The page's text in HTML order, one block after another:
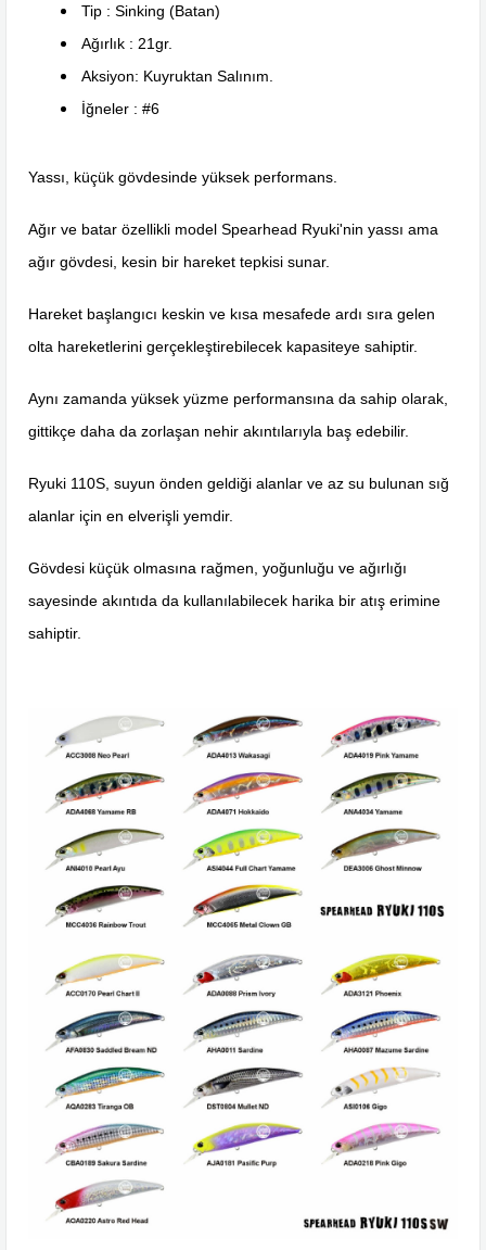
Tip : Sinking (Batan)
Ağırlık : 21gr.
Aksiyon: Kuyruktan Salınım.
İğneler : #6
Yassı, küçük gövdesinde yüksek performans.
Ağır ve batar özellikli model Spearhead Ryuki'nin yassı ama
ağır gövdesi, kesin bir hareket tepkisi sunar.
Hareket başlangıcı keskin ve kısa mesafede ardı sıra gelen
olta hareketlerini gerçekleştirebilecek kapasiteye sahiptir.
Aynı zamanda yüksek yüzme performansına da sahip olarak,
gittikçe daha da zorlaşan nehir akıntılarıyla baş edebilir.
Ryuki 110S, suyun önden geldiği alanlar ve az su bulunan sığ
alanlar için en elverişli yemdir.
Gövdesi küçük olmasına rağmen, yoğunluğu ve ağırlığı
sayesinde akıntıda da kullanılabilecek harika bir atış erimine
sahiptir.